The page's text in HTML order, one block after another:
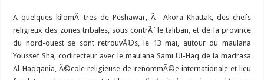
A quelques kilomÃ¨tres de Peshawar, Ã Akora Khattak, des chefs
religieux des zones tribales, sous contrÃ´le taliban, et de la province
du nord-ouest se sont retrouvÃ©s, le 13 mai, autour du maulana
Youssef Sha, codirecteur avec le maulana Sami Ul-Haq de la madrasa
Al-Haqqania, Ã©cole religieuse de renommÃ©e internationale et lieu